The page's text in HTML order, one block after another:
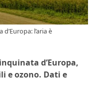
l’aria è
d’Europa,
e ozono. Dati e